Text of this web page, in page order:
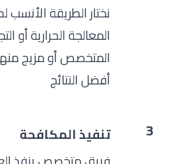
نختار الطريقة الأنسب
المعالجة الحرارية أو
المتخصص أو مزيج
أفضل النتائج
3
تنفيذ المكافحة